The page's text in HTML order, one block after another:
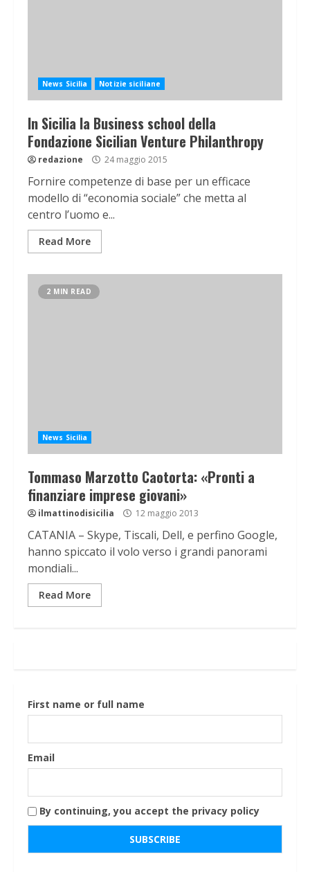
News Sicilia Notizie siciliane
In Sicilia la Business school della
Fondazione Sicilian Venture Philanthropy
redazione 24 maggio 2015
Fornire competenze di base per un efficace
modello di “economia sociale” che metta al
centro l’uomo e...
Read More
2 MIN READ
News Sicilia
Tommaso Marzotto Caotorta: «Pronti a
finanziare imprese giovani»
ilmattinodisicilia 12 maggio 2013
CATANIA – Skype, Tiscali, Dell, e perfino Google,
hanno spiccato il volo verso i grandi panorami
mondiali...
Read More
First name or full name
Email
By continuing, you accept the privacy policy